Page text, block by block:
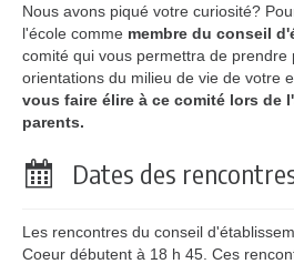
Nous avons piqué votre curiosité?
l'école comme membre du conseil
comité qui vous permettra de prendre
orientations du milieu de vie de votre
vous faire élire à ce comité lors de
parents.
Dates des
Les rencontres du conseil
Coeur débutent à 18 h 45. Ces